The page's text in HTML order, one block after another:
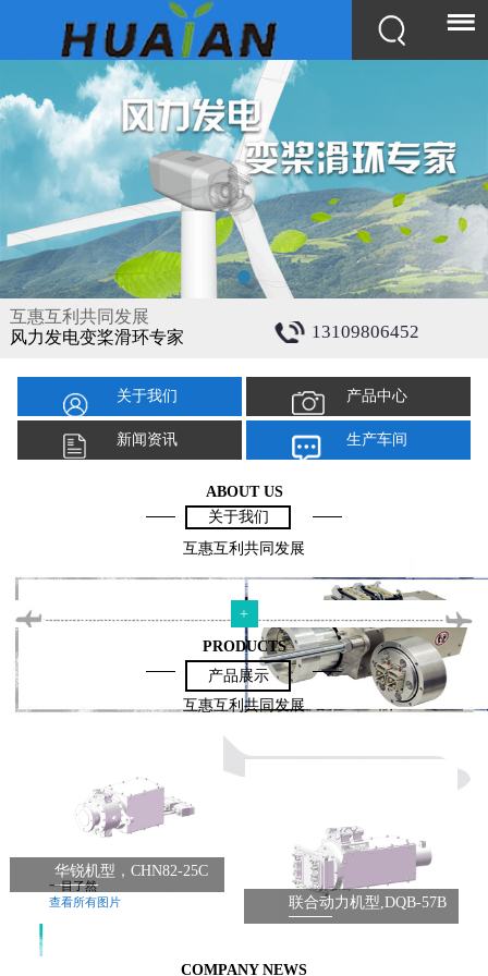
互惠互利共同发展
风力发电变桨滑环专家
13109806452
关于我们 产品中心
新闻资讯 生产车间
ABOUT US
关于我们
互惠互利共同发展
+
PRODUCTS
产品展示
互惠互利共同发展
华锐机型，CHN82-25C
联合动力机型,DQB-57B
一目了然
查看所有图片
COMPANY NEWS